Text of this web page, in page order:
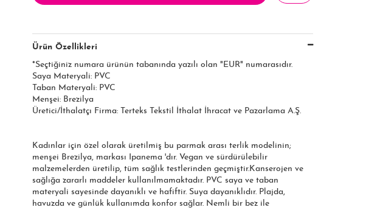
Ürün Özellikleri
*Seçtiğiniz numara ürünün tabanında yazılı olan "EUR" numarasıdır.
Saya Materyali: PVC
Taban Materyali: PVC
Menşei: Brezilya
Üretici/İthalatçı Firma: Terteks Tekstil İthalat İhracat ve Pazarlama A.Ş.
Kadınlar için özel olarak üretilmiş bu parmak arası terlik modelinin;
menşei Brezilya, markası Ipanema 'dır. Vegan ve sürdürülebilir
malzemelerden üretilip, tüm sağlık testlerinden geçmiştir.Kanserojen ve
sağlığa zararlı maddeler kullanılmamaktadır. PVC saya ve taban
materyali sayesinde dayanıklı ve hafiftir. Suya dayanıklıdır. Plajda,
havuzda ve günlük kullanımda konfor sağlar. Nemli bir bez ile